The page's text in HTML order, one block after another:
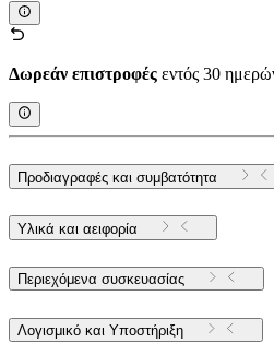
Δωρεάν επιστροφές εντός 30
Προδιαγραφές και συμβατότητα
Υλικά και αειφορία
Περιεχόμενα συσκευασίας
Λογισμικό και Υποστήριξη